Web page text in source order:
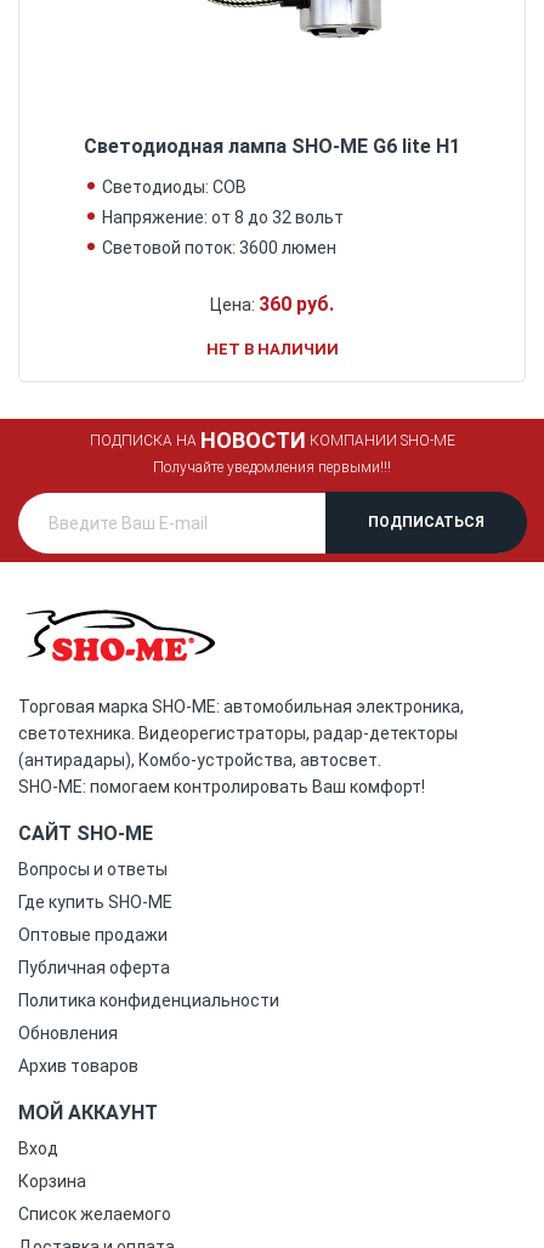
Светодиодная лампа SHO-ME G6 lite H1
Светодиоды: COB
Напряжение: от 8 до 32 вольт
Световой поток: 3600 люмен
Цена: 360 руб.
НЕТ В НАЛИЧИИ
ПОДПИСКА НА НОВОСТИ КОМПАНИИ SHO-ME
Получайте уведомления первыми!!!
Торговая марка SHO-ME: автомобильная электроника,
светотехника. Видеорегистраторы, радар-детекторы
(антирадары), Комбо-устройства, автосвет.
SHO-ME: помогаем контролировать Ваш комфорт!
САЙТ SHO-ME
Вопросы и ответы
Где купить SHO-ME
Оптовые продажи
Публичная оферта
Политика конфиденциальности
Обновления
Архив товаров
МОЙ АККАУНТ
Вход
Корзина
Список желаемого